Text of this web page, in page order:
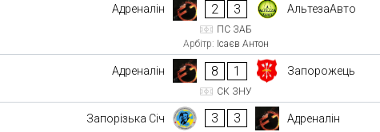
Адреналін 2 3 АльтезаАвто
ПС ЗАБ
Арбітр: Ісаєв Антон
Адреналін 8 1 Запорожець
СК ЗНУ
Запорізька Січ 3 3 Адреналін